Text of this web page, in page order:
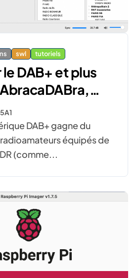
swl tutoriels
DAB+ et plus
SDR-J DAB
équipés de
(comme...